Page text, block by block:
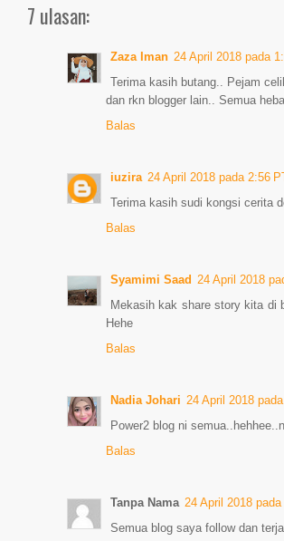
7 ulasan:
Zaza Iman 24 April 2018 pada
Terima kasih butang.. Pejam
dan rkn blogger lain.. Semua
Balas
iuzira 24 April 2018 pada 2:56
Terima kasih sudi kongsi cerita
Balas
Syamimi Saad 24 April 2018
Mekasih kak share story kita di
Hehe
Balas
Nadia Johari 24 April 2018
Power2 blog ni
Balas
Tanpa Nama 24 April 2018
Semua blog saya follow dan